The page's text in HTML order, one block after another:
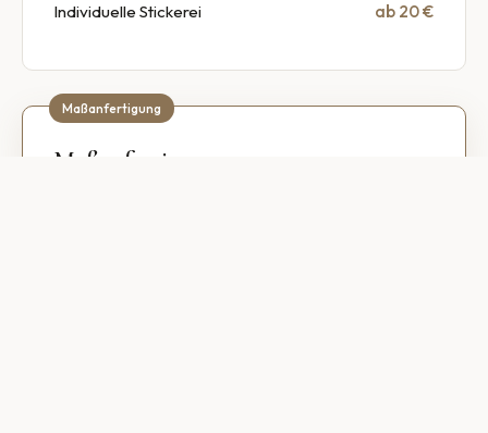
Individuelle Stickerei ab 20 €
Maßanfertigung
Maßanfertigung